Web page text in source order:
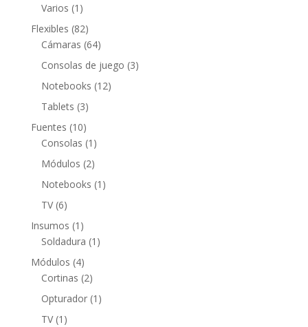
Varios 1 1
producto
Flexibles 8282
productos
Cámaras 6464
productos
Consolas de juego 33
Notebooks 1212
Tablets 33
productos
Fuentes 1010
productos
Consolas 1 1
producto
Módulos 22
productos
Notebooks 1 1
TV 66
productos
Insumos 1 1
producto
Soldadura 1 1
Módulos 44
productos
Cortinas 22
productos
Opturador 1 1
TV 1 1